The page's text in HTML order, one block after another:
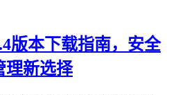
版本下载指南，安全
理新选择